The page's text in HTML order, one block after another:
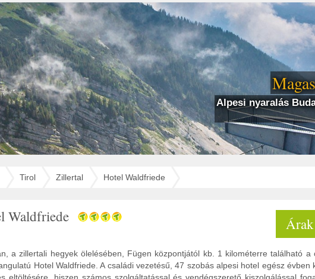
Alpesi nyaralás
Tirol Zillertal Hotel Waldfriede
Waldfriede
a zillertali hegyek ölelésében, Fügen központjától kb. 1 kilométerre található a
Hotel Waldfriede. A családi vezetésű, 47 szobás alpesi hotel egész évben